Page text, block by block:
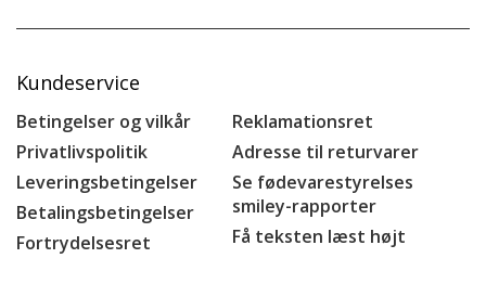
Kundeservice
Betingelser og vilkår
Privatlivspolitik
Leveringsbetingelser
Betalingsbetingelser
Fortrydelsesret
Reklamationsret
Adresse til returvarer
Se fødevarestyrelses
smiley-rapporter
Få teksten læst højt